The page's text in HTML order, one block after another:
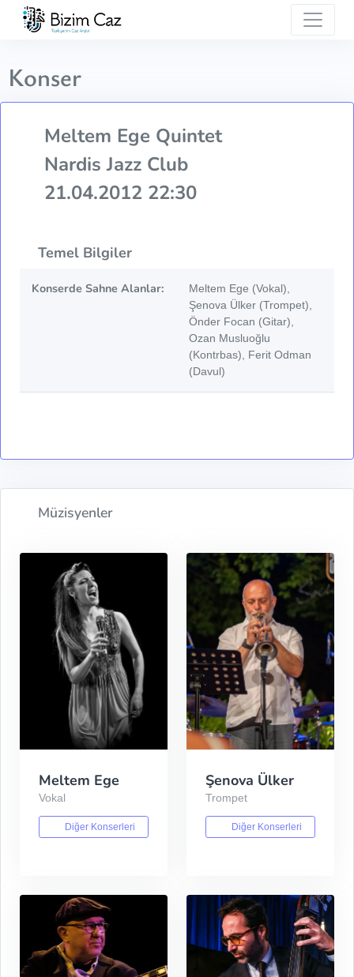
Konser
Meltem Ege Quintet
Nardis Jazz Club
21.04.2012 22:30
Temel Bilgiler
Konserde Sahne Alanlar:
Meltem Ege (Vokal),
Şenova Ülker (Trompet),
Önder Focan (Gitar),
Ozan Musluoğlu
(Kontrbas), Ferit Odman
(Davul)
Müzisyenler
Meltem Ege
Vokal
Diğer Konserleri
Şenova Ülker
Trompet
Diğer Konserleri